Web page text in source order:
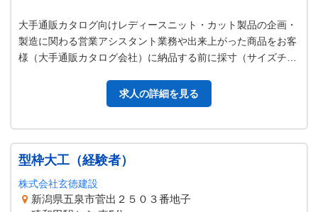
大手通販カタログ向けレディースニット・カット製品の企画・
製造に関わる営業アシスタント業務や出来上がった商品をお客
様（大手通販カタログ会社）に納品する前に採寸（サイズチェ
求人の詳細を見る
型枠大工（経験者）
株式会社玄徳建設
新潟県五泉市菅出２５０３番地子